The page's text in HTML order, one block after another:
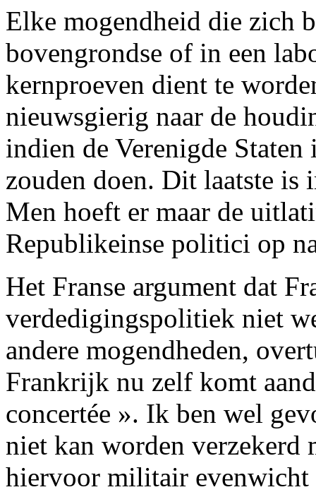
Elke mogendheid die zich
bovengrondse of in een
kernproeven dient te
nieuwsgierig naar de
indien de Verenigde
zouden doen. Dit laatste is
Men hoeft er maar de
Republikeinse politici op
Het Franse argument dat
verdedigingspolitiek niet
andere mogendheden,
Frankrijk nu zelf komt
concertée ». Ik ben wel
niet kan worden verzekerd
hiervoor militair